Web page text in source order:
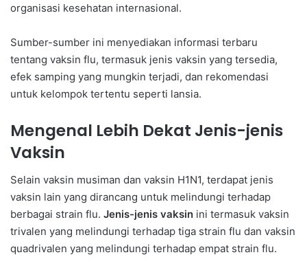
organisasi kesehatan internasional.
Sumber-sumber ini menyediakan informasi terbaru
tentang vaksin flu, termasuk jenis vaksin yang tersedia,
efek samping yang mungkin terjadi, dan rekomendasi
untuk kelompok tertentu seperti lansia.
Mengenal Lebih Dekat Jenis-jenis
Vaksin
Selain vaksin musiman dan vaksin H1N1, terdapat jenis
vaksin lain yang dirancang untuk melindungi terhadap
berbagai strain flu. Jenis-jenis vaksin ini termasuk vaksin
trivalen yang melindungi terhadap tiga strain flu dan vaksin
quadrivalen yang melindungi terhadap empat strain flu.